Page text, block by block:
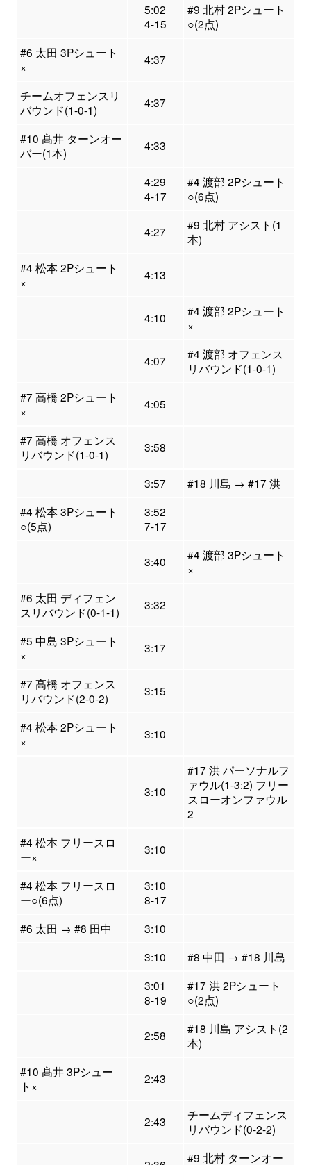
5:02
4-15
#9 北村 2Pシュート
○(2点)
#6 太田 3Pシュート
×
4:37
チームオフェンスリ
バウンド(1-0-1)
4:37
#10 髙井 ターンオー
バー(1本)
4:33
4:29
4-17
#4 渡部 2Pシュート
○(6点)
4:27
#9 北村 アシスト(1
本)
#4 松本 2Pシュート
×
4:13
4:10
#4 渡部 2Pシュート
×
4:07
#4 渡部 オフェンス
リバウンド(1-0-1)
#7 高橋 2Pシュート
×
4:05
#7 高橋 オフェンス
リバウンド(1-0-1)
3:58
3:57
#18 川島 → #17 洪
#4 松本 3Pシュート
○(5点)
3:52
7-17
3:40
#4 渡部 3Pシュート
×
#6 太田 ディフェン
スリバウンド(0-1-1)
3:32
#5 中島 3Pシュート
×
3:17
#7 高橋 オフェンス
リバウンド(2-0-2)
3:15
#4 松本 2Pシュート
×
3:10
3:10
#17 洪 パーソナルフ
ァウル(1-3:2) フリー
スローオンファウル
2
#4 松本 フリースロ
ー×
3:10
#4 松本 フリースロ
ー○(6点)
3:10
8-17
#6 太田 → #8 田中
3:10
3:10
#8 中田 → #18 川島
3:01
8-19
#17 洪 2Pシュート
○(2点)
2:58
#18 川島 アシスト(2
本)
#10 髙井 3Pシュー
ト×
2:43
2:43
チームディフェンス
リバウンド(0-2-2)
#9 北村 ターンオー